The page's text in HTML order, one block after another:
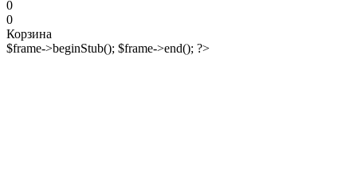
0
0
Корзина
$frame->beginStub(); $frame->end(); ?>